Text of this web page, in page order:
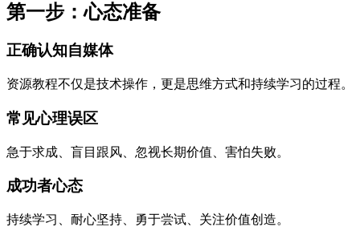
第一步：心态准备
正确认知自媒体
资源教程不仅是技术操作，更是思维方式和持续学习的过程。
常见心理误区
急于求成、盲目跟风、忽视长期价值、害怕失败。
成功者心态
持续学习、耐心坚持、勇于尝试、关注价值创造。